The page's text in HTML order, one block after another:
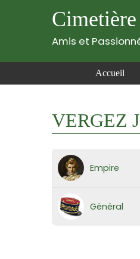
Amis et
Accueil
VERGEZ
Empire
Général